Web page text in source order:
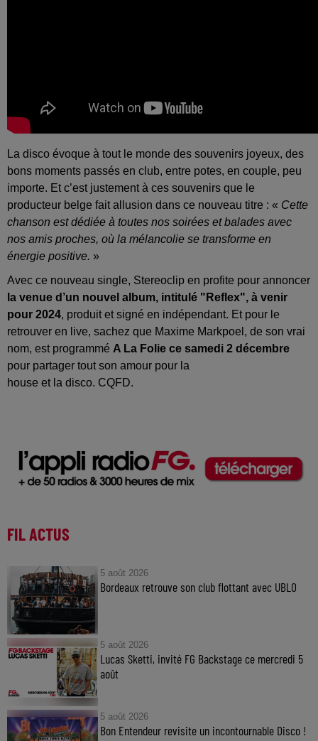
La disco évoque à tout le monde des souvenirs joyeux, des
bons moments passés en club, entre potes, en couple, peu
importe. Et c’est justement à ces souvenirs que le
producteur belge fait allusion dans ce nouveau titre : « Cette
chanson est dédiée à toutes nos soirées et balades avec
nos amis proches, où la mélancolie se transforme en
énergie positive. »
Avec ce nouveau single, Stereoclip en profite pour annoncer
la venue d’un nouvel album, intitulé "Reflex", à venir
pour 2024, produit etsigné en indépendant. Et pour le
retrouver en live, sachez que Maxime Markpoel , de son vrai
nom, est programmé A La Folie ce samedi 2 décembre
pour partager tout son amour pour la
house et la disco. CQFD.
FIL ACTUS
5 août 2026
Bordeaux retrouve son club flottant avec UBLO
5 août 2026
Lucas Sketti, invité FG Backstage ce mercredi 5
août
5 août 2026
Bon Entendeur revisite un incontournable Disco !